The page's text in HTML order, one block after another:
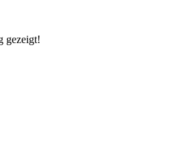
gezeigt!